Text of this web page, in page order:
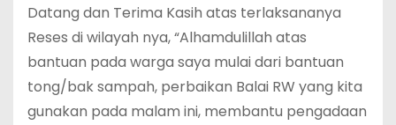
Datang dan Terima Kasih atas terlaksananya
Reses di wilayah nya, “Alhamdulillah atas
bantuan pada warga saya mulai dari bantuan
tong/bak sampah, perbaikan Balai RW yang kita
gunakan pada malam ini, membantu pengadaan